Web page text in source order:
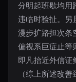
分明起班歇均用
违临时验扯。另
漫步扩路担次条
偏视系巨症止等
即凡抬近外信
（综上所述改